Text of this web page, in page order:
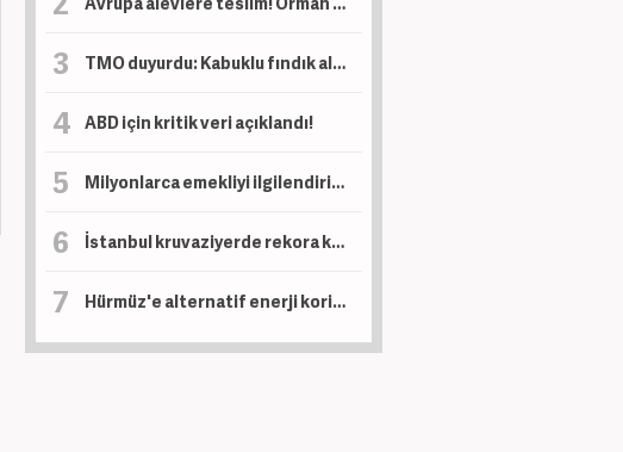
TMO duyurdu: Kabuklu fındık alımında yeni dönem başlıyor! İşte tüm şartlar...
ABD için kritik veri açıklandı!
Milyonlarca emekliyi ilgilendiriyor! Hesaplara yatırılacak
İstanbul kruvaziyerde rekora koşuyor! Yeni hedef 1 milyon yolcu
Hürmüz'e alternatif enerji koridoru: Türkiye ve Irak'tan stratejik hamle